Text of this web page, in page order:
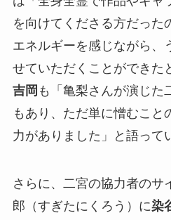
を向けてくださる方だった
エネルギーを感じながら、
せていただくことができた
吉岡 も「亀梨さんが演じた
もあり、ただ単に憎むこと
力がありました」と語って
さらに、二宮の協力者のサ
郎（すぎたにくろう）に染